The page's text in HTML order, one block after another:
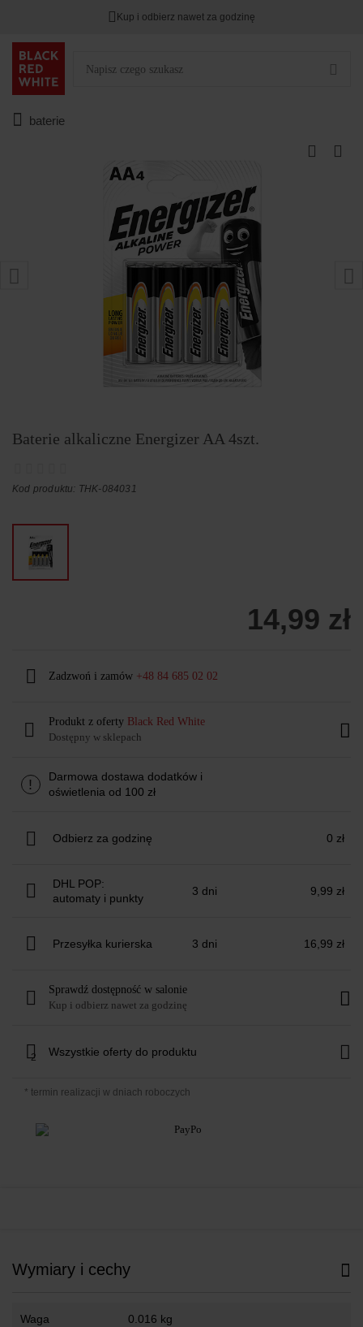
Kup i odbierz nawet za godzinę
baterie
Baterie alkaliczne Energizer AA 4szt.
Kod produktu: THK-084031
14,99 zł
Zadzwoń i zamów +48 84 685 02 02
Produkt z oferty Black Red White
Dostępny w sklepach
!
Darmowa dostawa dodatków i
oświetlenia od 100 zł
Odbierz za godzinę 0 zł
DHL POP:
automaty i punkty
3 dni 9,99 zł
Przesyłka kurierska 3 dni 16,99 zł
Sprawdź dostępność w salonie
Kup i odbierz nawet za godzinę
2 Wszystkie oferty do produktu
* termin realizacji w dniach roboczych
Wymiary i cechy
Waga 0.016 kg